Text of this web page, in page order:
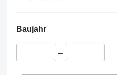
Baujahr
–